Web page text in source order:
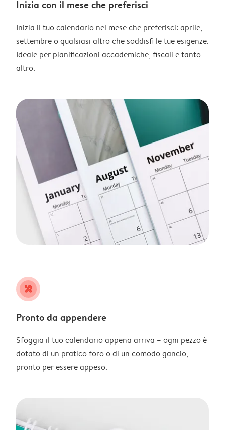
Inizia con il mese che preferisci
Inizia il tuo calendario nel mese che preferisci: aprile,
settembre o qualsiasi altro che soddisfi le tue esigenze.
Ideale per pianificazioni accademiche, fiscali e tanto
altro.
tools
Pronto da appendere
Sfoggia il tuo calendario appena arriva – ogni pezzo è
dotato di un pratico foro o di un comodo gancio,
pronto per essere appeso.